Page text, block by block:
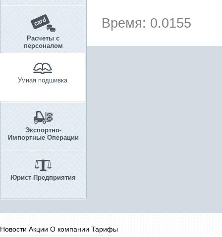
Расчеты с
персоналом
Умная подшивка
Экспортно-
Импортные Операции
Юрист Предприятия
Время: 0.0155
Новости Акции О компании Тарифы